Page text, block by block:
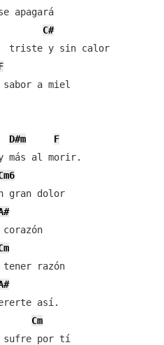
apagará
C#
    tan sólo mi amor      triste y sin calor
sabor a miel
D#m
F
Cm
por tí